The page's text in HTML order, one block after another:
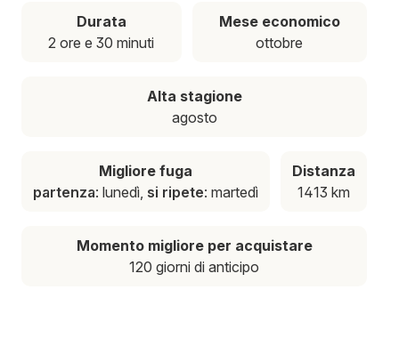
Durata
2 ore e 30 minuti
Mese economico
ottobre
Alta stagione
agosto
Migliore fuga
partenza: lunedì, si ripete: martedì
Distanza
1413 km
Momento migliore per acquistare
120 giorni di anticipo